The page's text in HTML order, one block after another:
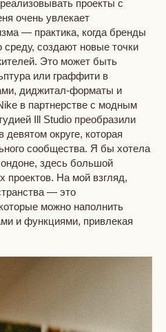
проекты с
очень увлекает
— практика, когда бренды
среду, создают новые точки
Это может быть
или граффити в
диджитал-форматы и
в партнерстве с модным
Ill Studio преобразили
округе, которая
сообщества. Я бы хотела
здесь большой
проектов. На мой взгляд,
— это
можно наполнить
и функциями, привлекая